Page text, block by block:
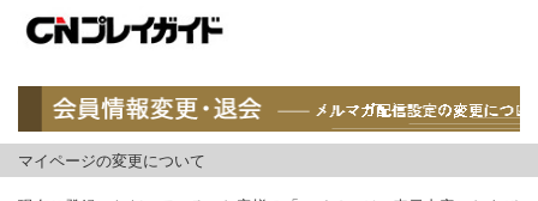
マイページの変更について